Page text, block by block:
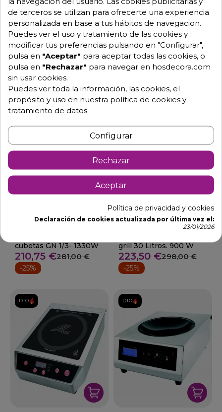
Cocedor Sous-Vide al
Vacío 30L. 1200 W 10-
69304
198,00 €264,00 €
-25%
Delantal Carnicero Cota
de Malla 10-39165
-25%
cubetas GN 1/3- 1330W
210,75 €281,00 €
-25%
grill 30 Litros. 900 W
223,50 €298,00 €
-25%
DTO. DTO.
de terceros se utilizan para ofrecerte una experiencia
personalizada en base a tus hábitos de navegacion.
Puedes ver el uso y tratamiento de las cookies y
modificar tus preferencias pulsando en "Configurar",
pulsa en "Aceptar" para aceptar todas las cookies, o
pulsa en "Rechazar" para navegar en hosdecora.com
sin usar cookies.
Puedes ver toda la información, las cookies, el
propósito y uso en nuestra política de cookies y
tratamiento de datos.
Configurar
Rechazar
Aceptar
Política de privacidad y cookies
Declaración de cookies actualizada por última vez el:
23/01/2026